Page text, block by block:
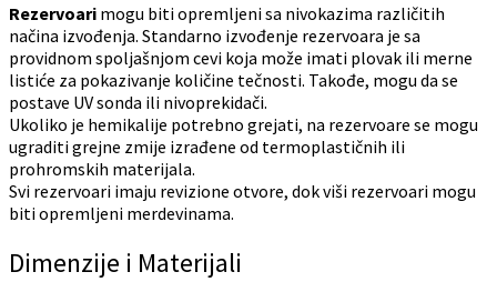
Rezervoari mogu biti opremljeni sa nivokazima različitih
načina izvođenja. Standarno izvođenje rezervoara je sa
providnom spoljašnjom cevi koja može imati plovak ili merne
listiće za pokazivanje količine tečnosti. Takođe, mogu da se
postave UV sonda ili nivoprekidači.
Ukoliko je hemikalije potrebno grejati, na rezervoare se mogu
ugraditi grejne zmije izrađene od termoplastičnih ili
prohromskih materijala.
Svi rezervoari imaju revizione otvore, dok viši rezervoari mogu
biti opremljeni merdevinama.
Dimenzije i Materijali